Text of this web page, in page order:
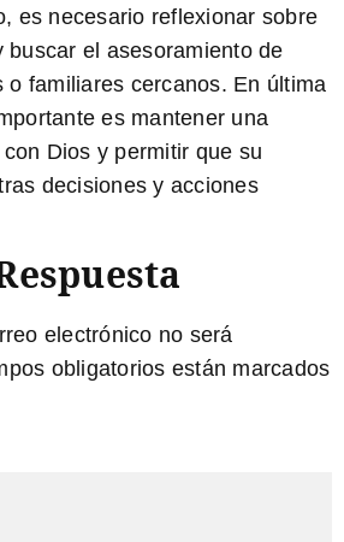
es necesario reflexionar sobre
buscar el asesoramiento de
o familiares cercanos. En última
es mantener una
Dios y permitir que su
decisiones y acciones
electrónico no será
obligatorios están marcados